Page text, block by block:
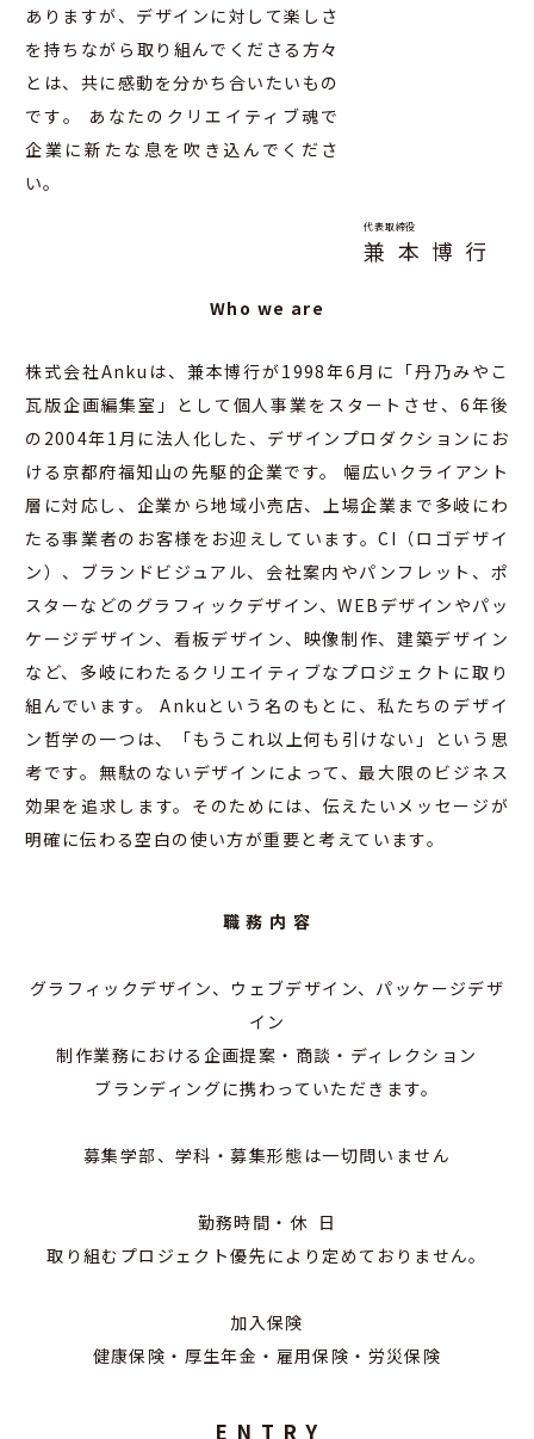
ありますが、デザインに対して楽しさ
を持ちながら取り組んでくださる方々
とは、共に感動を分かち合いたいもの
です。 あなたのクリエイティブ魂で
企業に新たな息を吹き込んでくださ
い。
代表取締役
兼 本 博 行
Who we are
株式会社Ankuは、兼本博行が1998年6月に「丹乃みやこ
瓦版企画編集室」として個人事業をスタートさせ、6年後
の2004年1月に法人化した、デザインプロダクションにお
ける京都府福知山の先駆的企業です。 幅広いクライアント
層に対応し、企業から地域小売店、上場企業まで多岐にわ
たる事業者のお客様をお迎えしています。CI（ロゴデザイ
ン）、ブランドビジュアル、会社案内やパンフレット、ポ
スターなどのグラフィックデザイン、WEBデザインやパッ
ケージデザイン、看板デザイン、映像制作、建築デザイン
など、多岐にわたるクリエイティブなプロジェクトに取り
組んでいます。 Ankuという名のもとに、私たちのデザイ
ン哲学の一つは、「もうこれ以上何も引けない」という思
考です。無駄のないデザインによって、最大限のビジネス
効果を追求します。そのためには、伝えたいメッセージが
明確に伝わる空白の使い方が重要と考えています。
職 務 内 容
グラフィックデザイン、ウェブデザイン、パッケージデザ
イン
制作業務における企画提案・商談・ディレクション
ブランディングに携わっていただきます。
募集学部、学科・募集形態は一切問いません
勤務時間・休 日
取り組むプロジェクト優先により定めておりません。
加入保険
健康保険・厚生年金・雇用保険・労災保険
E N T R Y